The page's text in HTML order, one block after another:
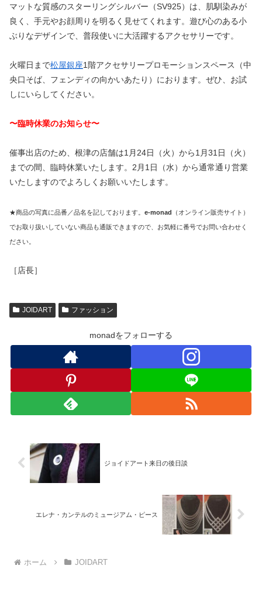
マットな質感のスターリングシルバー（SV925）は、肌馴染みが
良く、手元やお顔周りを明るく見せてくれます。遊び心のある小
ぶりなデザインで、普段使いに大活躍するアクセサリーです。
火曜日まで松屋銀座1階アクセサリープロモーションスペース（中
央口そば、フェンディの向かいあたり）におります。ぜひ、お試
しにいらしてください。
〜臨時休業のお知らせ〜
催事出店のため、根津の店舗は1月24日（火）から1月31日（火）
までの間、臨時休業いたします。2月1日（水）から通常通り営業
いたしますのでよろしくお願いいたします。
★商品の写真に品番／品名を記しております。 e-monad （オンライン販売サイト）
でお取り扱いしていない商品も通販できますので、お気軽に番号でお問い合わせく
ださい。
［店長］
JOIDART ファッション
monadをフォローする
ジョイドアート来日の後日談
エレナ・カンテルのミュージアム・ピース
ホーム JOIDART